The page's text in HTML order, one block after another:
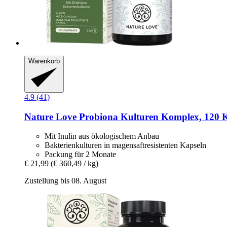
Warenkorb
4.9 (41)
Nature Love Probiona Kulturen Komplex, 120
Mit Inulin aus ökologischem Anbau
Bakterienkulturen in magensaftresistenten Kapseln
Packung für 2 Monate
€ 21,99 (€ 360,49 / kg)
Zustellung bis 08. August